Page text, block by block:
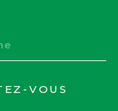
VOUS